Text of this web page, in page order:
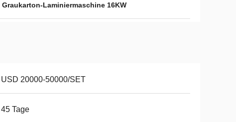
Graukarton-Laminiermaschine 16KW
USD 20000-50000/SET
45 Tage